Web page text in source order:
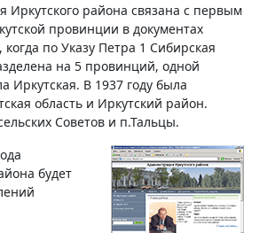
Иркутского района связана с первым
провинции в документах
когда по Указу Петра 1 Сибирская
на 5 провинций, одной
Иркутская. В 1937 году была
область и Иркутский район.
Советов и п.Тальцы.
будет